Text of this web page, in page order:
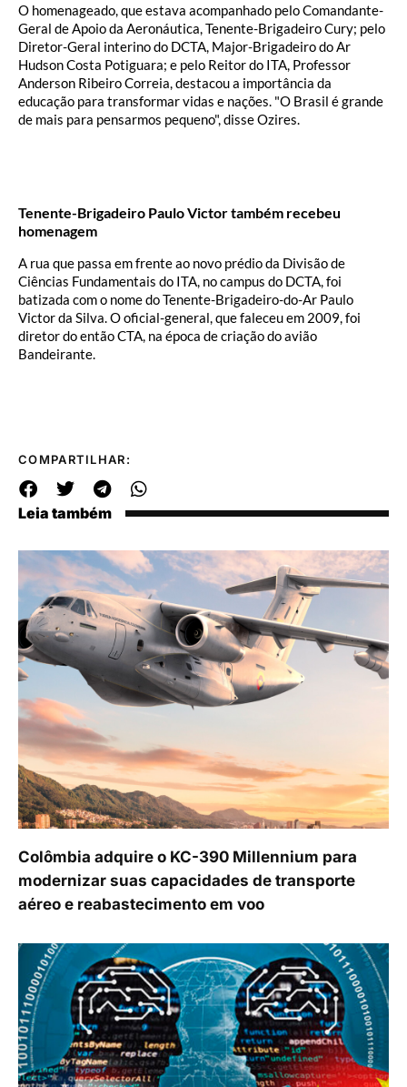
O homenageado, que estava acompanhado pelo Comandante-
Geral de Apoio da Aeronáutica, Tenente-Brigadeiro Cury; pelo
Diretor-Geral interino do DCTA, Major-Brigadeiro do Ar
Hudson Costa Potiguara; e pelo Reitor do ITA, Professor
Anderson Ribeiro Correia, destacou a importância da
educação para transformar vidas e nações. "O Brasil é grande
de mais para pensarmos pequeno", disse Ozires.
Tenente-Brigadeiro Paulo Victor também recebeu
homenagem
A rua que passa em frente ao novo prédio da Divisão de
Ciências Fundamentais do ITA, no campus do DCTA, foi
batizada com o nome do Tenente-Brigadeiro-do-Ar Paulo
Victor da Silva. O oficial-general, que faleceu em 2009, foi
diretor do então CTA, na época de criação do avião
Bandeirante.
COMPARTILHAR:
Leia também
Colômbia adquire o KC-390 Millennium para
modernizar suas capacidades de transporte
aéreo e reabastecimento em voo